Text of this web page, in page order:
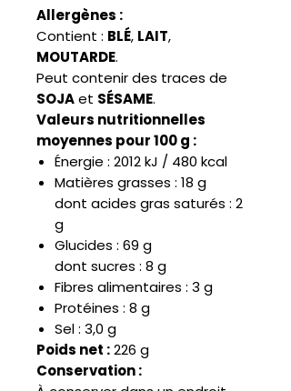
Allergènes :
Contient : BLÉ, LAIT,
MOUTARDE.
Peut contenir des traces de
SOJAet SÉSAME.
Valeurs nutritionnelles
moyennes pour 100 g :
Énergie : 2012 kJ / 480 kcal
Matières grasses : 18 g
dont acides gras saturés : 2
g
Glucides : 69 g
dont sucres : 8 g
Fibres alimentaires : 3 g
Protéines : 8 g
Sel : 3,0 g
Poids net :226 g
Conservation :